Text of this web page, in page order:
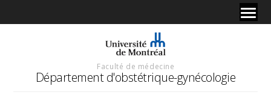
Faculté de médecine
Département d'obstétrique-gynécologie